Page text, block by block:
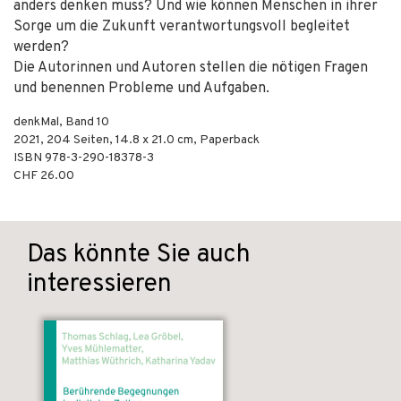
anders denken muss? Und wie können Menschen in ihrer
Sorge um die Zukunft verantwortungsvoll begleitet
werden?
Die Autorinnen und Autoren stellen die nötigen Fragen
und benennen Probleme und Aufgaben.
denkMal, Band 10
2021, 204 Seiten, 14.8 x 21.0 cm, Paperback
ISBN 978-3-290-18378-3
CHF 26.00
Das könnte Sie auch
interessieren